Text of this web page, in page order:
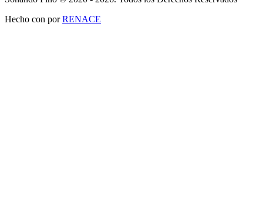
Hecho con porRENACE